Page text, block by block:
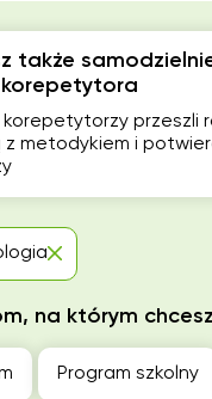
także
korepetytorzy przeszli
z metodykiem i
na którym
Program szkolny